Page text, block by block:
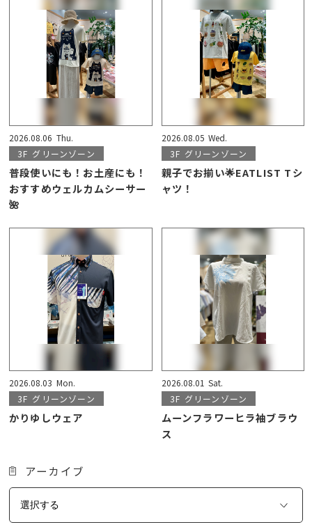
2026.08.06 Thu.
3F グリーンゾーン
普段使いにも！お土産にも！
おすすめウェルカムシーサー
🌺
2026.08.05 Wed.
3F グリーンゾーン
親子でお揃い🌟EATLIST Tシ
ャツ！
2026.08.03 Mon.
3F グリーンゾーン
かりゆしウェア
2026.08.01 Sat.
3F グリーンゾーン
ムーンフラワーヒラ袖ブラウ
ス
アーカイブ